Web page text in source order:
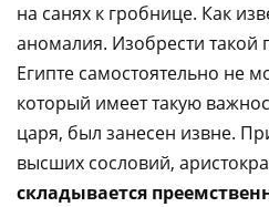
на санях к гробнице. Как
аномалия. Изобрести такой
Египте самостоятельно не
который имеет такую
царя, был занесен извне.
высших сословий,
складывается